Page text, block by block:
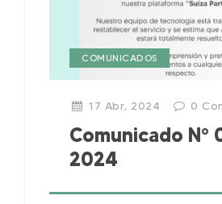
COMUNICADOS
17 Abr, 2024 0
Comunicado N°
2024